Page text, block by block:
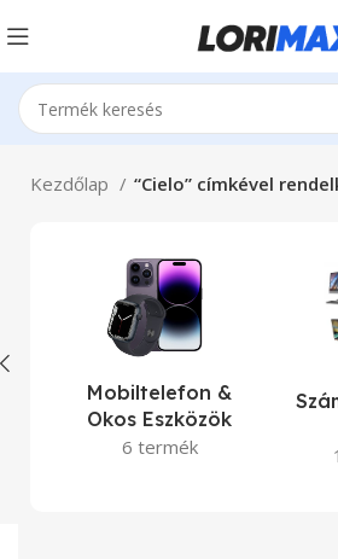
Kezdőlap “Cielo” címkével
Mobiltelefon &
Okos Eszközök
6 termék